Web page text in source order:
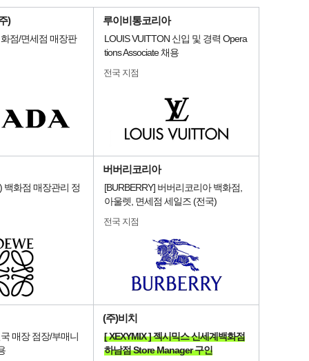
)
점/면세점 매장판
루이비통코리아
LOUIS VUITTON 신입 및 경력 Opera
tions Associate 채용
전국 지점
백화점 매장관리 정
버버리코리아
[BURBERRY] 버버리코리아 백화점,
아울렛, 면세점 세일즈 (전국)
전국 지점
매장 점장/부매니
(주)비치
[ XEXYMIX ] 젝시믹스 신세계백화점
하남점 Store Manager 구인